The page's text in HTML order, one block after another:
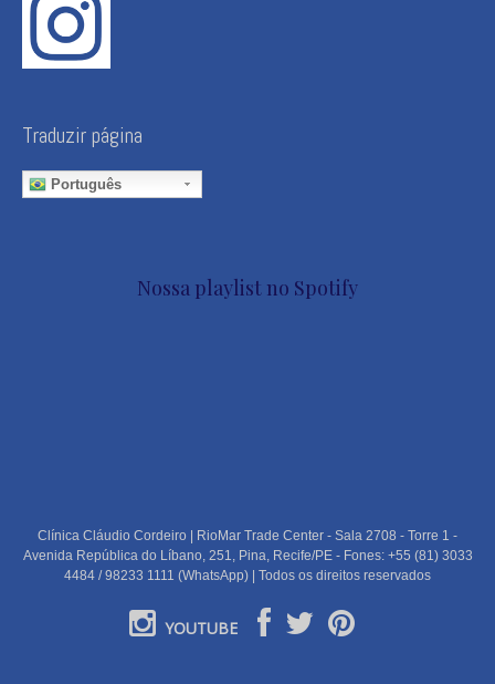
Traduzir página
Português
Nossa playlist no Spotify
Clínica Cláudio Cordeiro | RioMar Trade Center - Sala 2708 - Torre 1 -
Avenida República do Líbano, 251, Pina, Recife/PE - Fones: +55 (81) 3033
4484 / 98233 1111 (WhatsApp) | Todos os direitos reservados
YOUTUBE